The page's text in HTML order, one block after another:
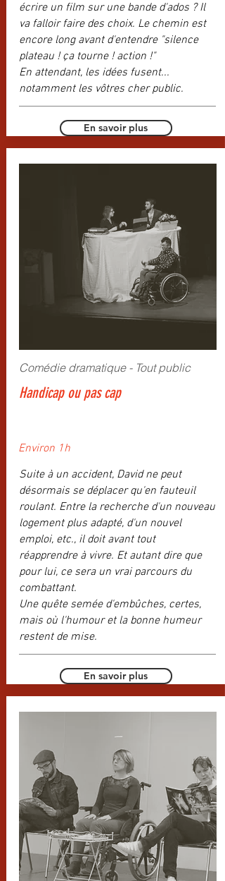
écrire un film sur une bande d'ados ? Il
va falloir faire des choix. Le chemin est
encore long avant d'entendre "silence
plateau ! ça tourne ! action !"
En attendant, les idées fusent...
notamment les vôtres cher public.
En savoir plus
Comédie dramatique - Tout public
Handicap ou pas cap
Environ 1h
Suite à un accident, David ne peut
désormais se déplacer qu'en fauteuil
roulant. Entre la recherche d'un nouveau
logement plus adapté, d'un nouvel
emploi, etc., il doit avant tout
réapprendre à vivre. Et autant dire que
pour lui, ce sera un vrai parcours du
combattant.
Une quête semée d'embûches, certes,
mais où l'humour et la bonne humeur
restent de mise.
En savoir plus